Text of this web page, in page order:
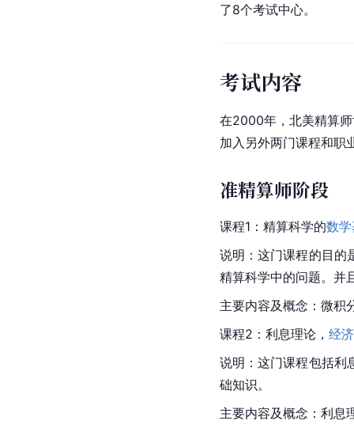
了8个考试中心。
考试内容
在2000年，北美精算
加入另外两门课程和职
准精算师阶段
课程1：精算科学的数
说明：这门课程的目的
精算科学中的问题。并
主要内容及概念：微积
课程2：利息理论， 经
说明：这门课程包括利
础知识。
主要内容及概念：利息